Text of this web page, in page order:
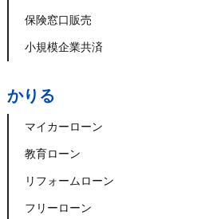
保険窓口販売
小規模企業共済
かりる
マイカーローン
教育ローン
リフォームローン
フリーローン